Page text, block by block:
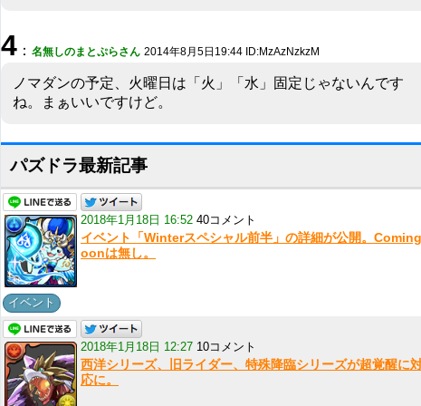
4 ： 名無しのまとぷらさん 2014年8月5日19:44 ID:MzAzNzkzM
ノマダンの予定、火曜日は「火」「水」固定じゃないんです
ね。まぁいいですけど。
パズドラ最新記事
2018年1月18日 16:52 40コメント
イベント「Winterスペシャル前半」の詳細が公開。
oonは無し。
イベント
2018年1月18日 12:27 10コメント
西洋シリーズ、旧ライダー、特殊降臨シリーズが超覚醒に
応に。